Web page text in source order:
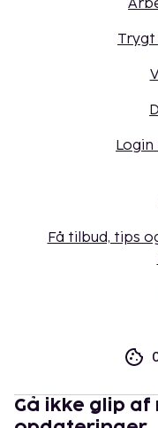
Trygt
Få tilbud, tips
Gå ikke glip